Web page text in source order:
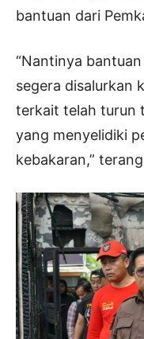
bantuan dari
“Nantinya
segera disalurkan
terkait telah turun
yang menyelidiki
kebakaran,”